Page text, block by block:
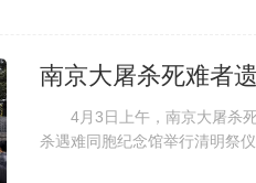
南京大屠杀死难者
4月3日上午，南京大屠杀死
杀遇难同胞纪念馆举行清明